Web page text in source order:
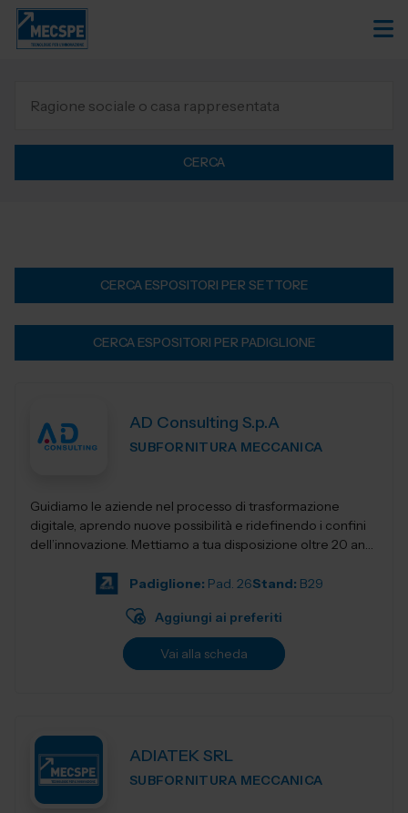
CERCA
CERCA ESPOSITORI PER SETTORE
CERCA ESPOSITORI PER PADIGLIONE
AD Consulting S.p.A
SUBFORNITURA MECCANICA
Guidiamo le aziende nel processo di trasformazione
digitale, aprendo nuove possibilità e ridefinendo i confini
dell’innovazione. Mettiamo a tua disposizione oltre 20 anni
Padiglione: Pad. 26Stand: B29
Aggiungi ai preferiti
Vai alla scheda
ADIATEK SRL
SUBFORNITURA MECCANICA